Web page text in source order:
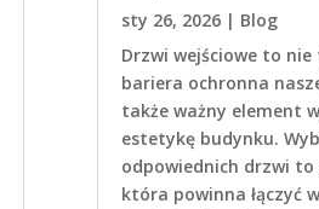
sty 26, 2026| Blog
Drzwi wejściowe to
bariera ochronna
także ważny element
estetykę budynku.
odpowiednich drzwi to
która powinna łączyć